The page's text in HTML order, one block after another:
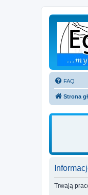
FAQ
Strona
Trwają